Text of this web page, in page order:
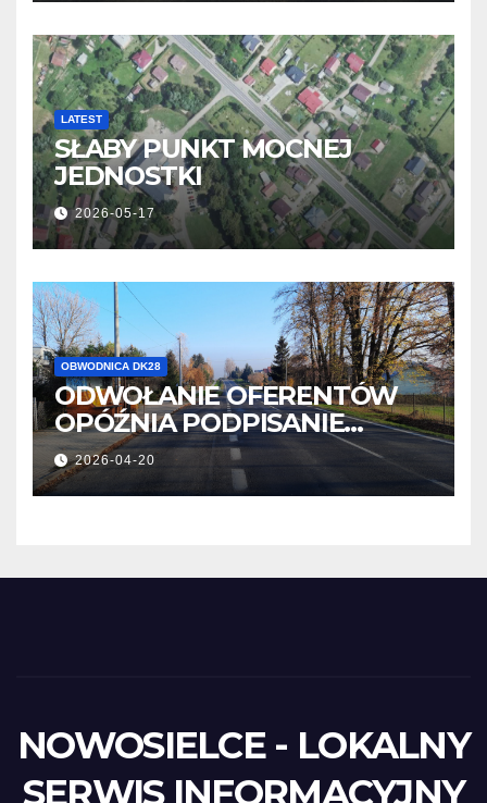
LATEST
SŁABY PUNKT MOCNEJ
JEDNOSTKI
2026-05-17
OBWODNICA DK28
ODWOŁANIE OFERENTÓW
OPÓŹNIA PODPISANIE
UMOWY
2026-04-20
NOWOSIELCE - LOKALNY
SERWIS INFORMACYJNY